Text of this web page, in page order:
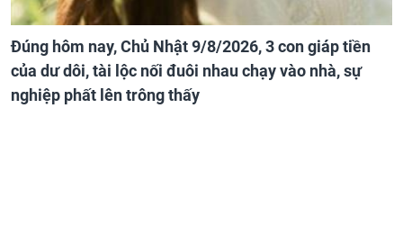
Đúng hôm nay, Chủ Nhật 9/8/2026, 3 con giáp tiền
của dư dôi, tài lộc nối đuôi nhau chạy vào nhà, sự
nghiệp phất lên trông thấy